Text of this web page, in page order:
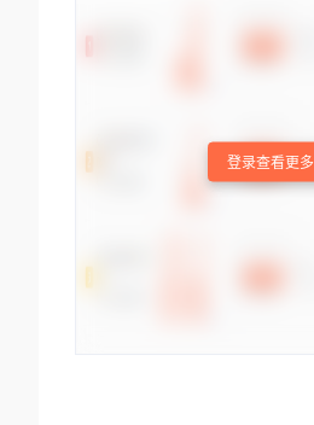
登录查看更多